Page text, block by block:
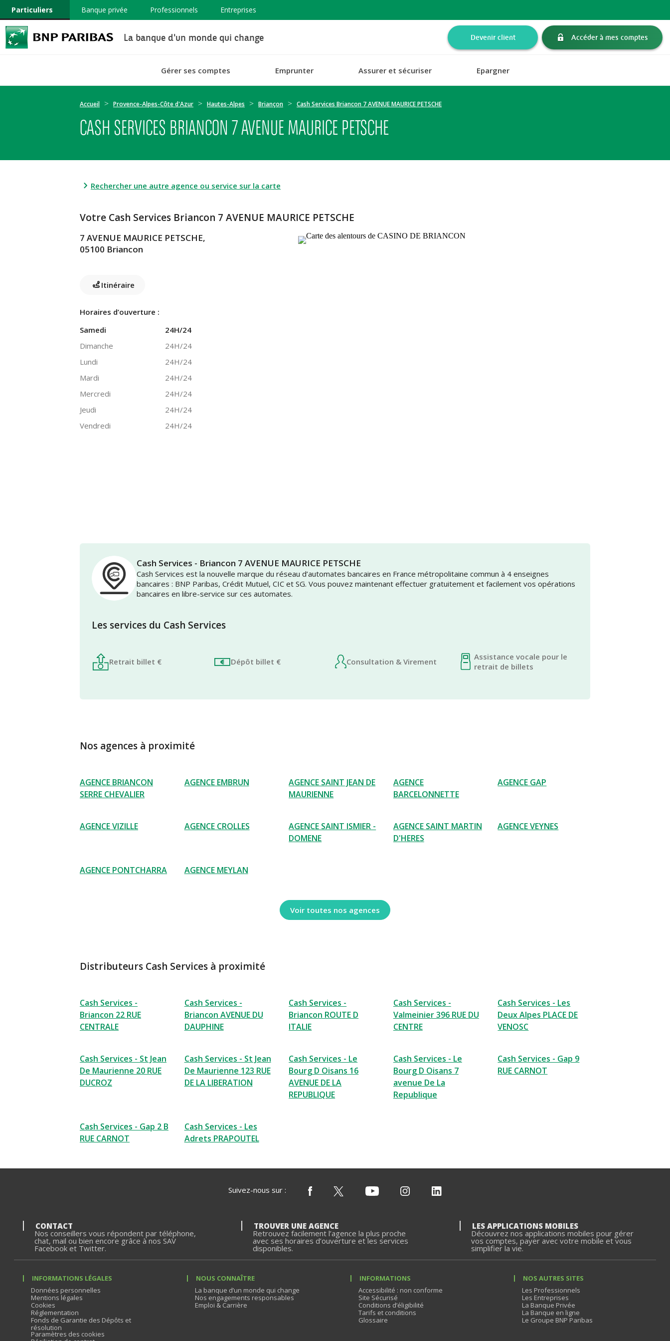
Particuliers Banque privée Professionnels Entreprises
La banque d'un monde qui change Devenir client Accéder à mes comptes
Gérer ses comptes Emprunter Assurer et sécuriser Epargner
Accueil Provence-Alpes-Côte d'Azur Hautes-Alpes Briançon Cash Services Briancon 7 AVENUE MAURICE PETSCHE
CASH SERVICES BRIANCON 7 AVENUE MAURICE PETSCHE
Rechercher une autre agence ou service sur la carte
Votre Cash Services Briancon 7 AVENUE MAURICE PETSCHE
7 AVENUE MAURICE PETSCHE,
05100 Briancon
Itinéraire
Horaires d’ouverture :
Samedi
24H/24
Dimanche
24H/24
Lundi
24H/24
Mardi
24H/24
Mercredi
24H/24
Jeudi
24H/24
Vendredi
24H/24
Cash Services - Briancon 7 AVENUE MAURICE PETSCHE
Cash Services est la nouvelle marque du réseau d’automates bancaires en France métropolitaine commun à 4 enseignes
bancaires : BNP Paribas, Crédit Mutuel, CIC et SG. Vous pouvez maintenant effectuer gratuitement et facilement vos opérations
bancaires en libre-service sur ces automates.
Les services du Cash Services
Retrait billet € Dépôt billet € Consultation & Virement
Assistance vocale pour le
retrait de billets
Nos agences à proximité
AGENCE BRIANCON
SERRE CHEVALIER
AGENCE EMBRUN
AGENCE SAINT JEAN DE
MAURIENNE
AGENCE
BARCELONNETTE
AGENCE GAP
AGENCE VIZILLE AGENCE CROLLES
AGENCE SAINT ISMIER -
DOMENE
AGENCE SAINT MARTIN
D'HERES
AGENCE VEYNES
AGENCE PONTCHARRA AGENCE MEYLAN
Voir toutes nos agences
Distributeurs Cash Services à proximité
Cash Services -
Briancon 22 RUE
CENTRALE
Cash Services -
Briancon AVENUE DU
DAUPHINE
Cash Services -
Briancon ROUTE D
ITALIE
Cash Services -
Valmeinier 396 RUE DU
CENTRE
Cash Services - Les
Deux Alpes PLACE DE
VENOSC
Cash Services - St Jean
De Maurienne 20 RUE
DUCROZ
Cash Services - St Jean
De Maurienne 123 RUE
DE LA LIBERATION
Cash Services - Le
Bourg D Oisans 16
AVENUE DE LA
REPUBLIQUE
Cash Services - Le
Bourg D Oisans 7
avenue De La
Republique
Cash Services - Gap 9
RUE CARNOT
Cash Services - Gap 2 B
RUE CARNOT
Cash Services - Les
Adrets PRAPOUTEL
Suivez-nous sur :
CONTACT
Nos conseillers vous répondent par téléphone,
chat, mail ou bien encore grâce à nos SAV
Facebook et Twitter.
TROUVER UNE AGENCE
Retrouvez facilement l’agence la plus proche
avec ses horaires d’ouverture et les services
disponibles.
LES APPLICATIONS MOBILES
Découvrez nos applications mobiles pour gérer
vos comptes, payer avec votre mobile et vous
simplifier la vie.
INFORMATIONS LÉGALES
Données personnelles
Mentions légales
Cookies
Réglementation
Fonds de Garantie des Dépôts et
résolution
Paramètres des cookies
NOUS CONNAÎTRE
La banque d’un monde qui change
Nos engagements responsables
Emploi & Carrière
INFORMATIONS
Accessibilité : non conforme
Site Sécurisé
Conditions d’éligibilité
Tarifs et conditions
Glossaire
NOS AUTRES SITES
Les Professionnels
Les Entreprises
La Banque Privée
La Banque en ligne
Le Groupe BNP Paribas